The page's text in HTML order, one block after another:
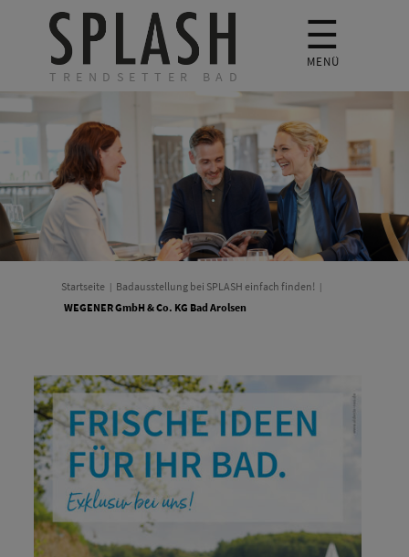
TRENDSETTER BAD
☰
MENÜ
Startseite
Badausstellung bei SPLASH einfach finden!
WEGENER GmbH & Co. KG Bad Arolsen